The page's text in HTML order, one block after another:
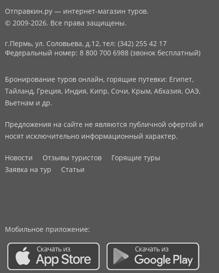
Отправкин.ру — интернет-магазин туров.
© 2009-2026. Все права защищены.
г.Пермь, ул. Соловьева, д.12, тел: (342) 255 42 17
Федеральный номер: 8 800 700 6988 (звонок бесплатный)
Бронирование туров онлайн, горящие путевки: Египет,
Тайланд, Греция, Индия, Кипр, Сочи, Крым, Абхазия, ОАЭ,
Вьетнам и др.
Предложения на сайте не являются публичной офертой и
носят исключительно информационный характер.
Новости Отзывы туристов
Горящие туры
Заявка на тур
Статьи
Мобильное приложение: